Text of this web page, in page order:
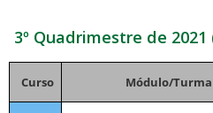
3º Quadrimestre de
Curso Módulo/Turma